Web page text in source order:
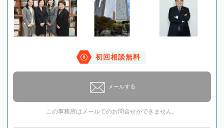
初回相談無料
メールする
この事務所はメールでのお問合せができません。